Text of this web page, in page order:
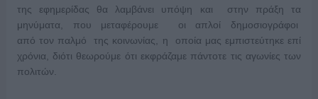
της εφημερίδας θα λαμβάνει υπόψη και στην πράξη τα
μηνύματα, που μεταφέρουμε οι απλοί δημοσιογράφοι
από τον παλμό της κοινωνίας, η οποία μας εμπιστεύτηκε επί
χρόνια, διότι θεωρούμε ότι εκφράζαμε πάντοτε τις αγωνίες των
πολιτών.